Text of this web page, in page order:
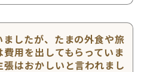
したが、たまの外食や旅
用を出してもらっていま
張はおかしいと言われまし